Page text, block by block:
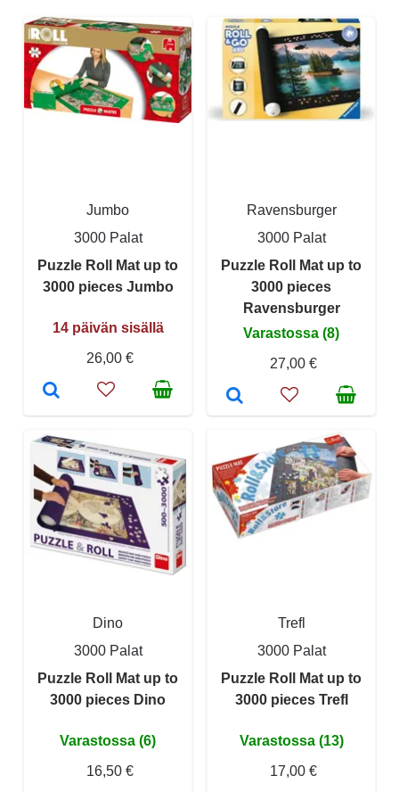
Jumbo
3000 Palat
Puzzle Roll Mat up to
3000 pieces Jumbo
14 päivän sisällä
26,00 €
Ravensburger
3000 Palat
Puzzle Roll Mat up to
3000 pieces
Ravensburger
Varastossa (8)
27,00 €
Dino
3000 Palat
Puzzle Roll Mat up to
3000 pieces Dino
Varastossa (6)
16,50 €
Trefl
3000 Palat
Puzzle Roll Mat up to
3000 pieces Trefl
Varastossa (13)
17,00 €